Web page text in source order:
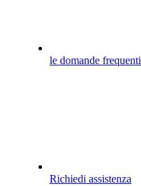
le domande frequenti
Richiedi assistenza